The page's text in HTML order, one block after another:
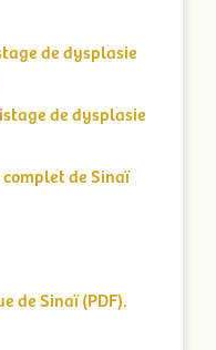
de dysplasie
de dysplasie
de Sinaï
de Sinaï (PDF).